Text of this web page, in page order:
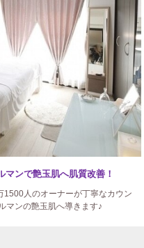
マンで艶玉肌へ肌質改善！
人のオーナーが丁寧なカウン
マンの艶玉肌へ導きます♪